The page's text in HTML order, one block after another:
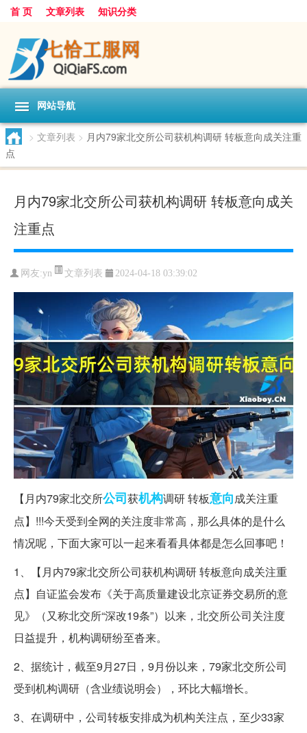
首 页 文章列表 知识分类
网站导航
> 文章列表 > 月内79家北交所公司获机构调研 转板意向成关注重
点
月内79家北交所公司获机构调研 转板意向成关
注重点
网友:yn 文章列表 2024-04-18 03:39:02
【月内79家北交所公司获机构调研 转板意向成关注重
点】!!!今天受到全网的关注度非常高，那么具体的是什么
情况呢，下面大家可以一起来看看具体都是怎么回事吧！
1、【月内79家北交所公司获机构调研 转板意向成关注重
点】自证监会发布《关于高质量建设北京证券交易所的意
见》（又称北交所“深改19条”）以来，北交所公司关注度
日益提升，机构调研纷至沓来。
2、据统计，截至9月27日，9月份以来，79家北交所公司
受到机构调研（含业绩说明会），环比大幅增长。
3、在调研中，公司转板安排成为机构关注点，至少33家